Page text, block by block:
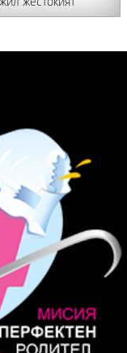
над 37-годишния